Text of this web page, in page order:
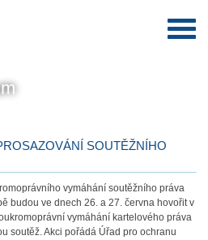
SOUTĚŽNÍHO
vymáhání soutěžního práva
budou ve dnech 26. a 27. června hovořit v
vymáhání kartelového práva
soutěž. Akci pořádá Úřad pro ochranu